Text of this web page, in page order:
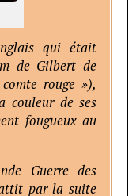
qui était
de Gilbert de
rouge »),
couleur de ses
fougueux au
Guerre des
par la suite